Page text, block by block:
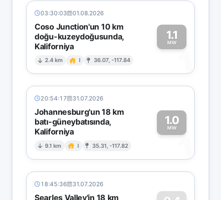
03:30:03 01.08.2026
Coso Junction'un 10 km
doğu-kuzeydoğusunda,
Kaliforniya
2.4 km I 36.07, -117.84
1.1
MW
1
20:54:17 31.07.2026
Johannesburg'un 18 km
batı-güneybatısında,
Kaliforniya
9.1 km I 35.31, -117.82
1.0
MW
1
18:45:36 31.07.2026
Searles Valley'in 18 km